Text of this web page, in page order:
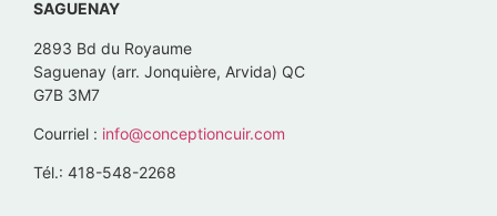
SAGUENAY
2893 Bd du Royaume
Saguenay (arr. Jonquière, Arvida) QC
G7B 3M7
Courriel : info@conceptioncuir.com
Tél.: 418-548-2268